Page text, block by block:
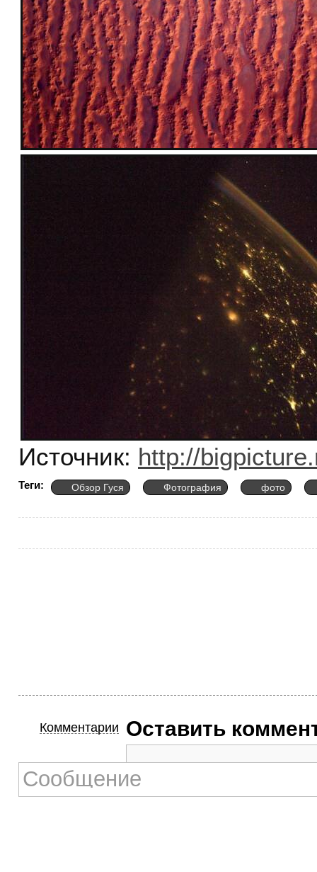
Источник: http://
Теги: Обзор Гуся Фотография фото
Комментарии Оставить